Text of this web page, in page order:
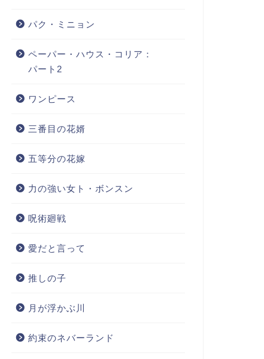
パク・ミニョン
ペーパー・ハウス・コリア：
パート2
ワンピース
三番目の花婿
五等分の花嫁
力の強い女ト・ボンスン
呪術廻戦
愛だと言って
推しの子
月が浮かぶ川
約束のネバーランド